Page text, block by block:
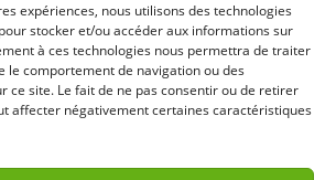
expériences, nous utilisons des technologies
stocker et/ou accéder aux informations sur
à ces technologies nous permettra de traiter
le comportement de navigation ou des
ce site. Le fait de ne pas consentir ou de retirer
affecter négativement certaines caractéristiques